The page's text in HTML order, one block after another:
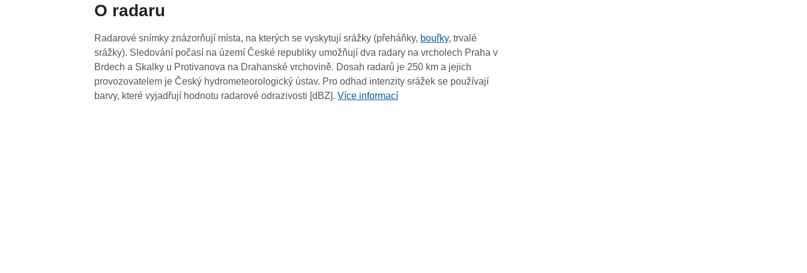
02:20
02:10
02:00
01:50
O radaru
Radarové snímky znázorňují místa, na kterých se vyskytují srážky (přeháňky, bouřky, trvalé
srážky). Sledování počasí na území České republiky umožňují dva radary na vrcholech Praha v
Brdech a Skalky u Protivanova na Drahanské vrchovině. Dosah radarů je 250 km a jejich
provozovatelem je Český hydrometeorologický ústav. Pro odhad intenzity srážek se používají
barvy, které vyjadřují hodnotu radarové odrazivosti [dBZ].Více informací